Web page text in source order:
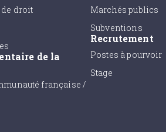
droit
de la
française /
Marchés publics
Subventions
Recrutement
Postes à pourvoir
Stage